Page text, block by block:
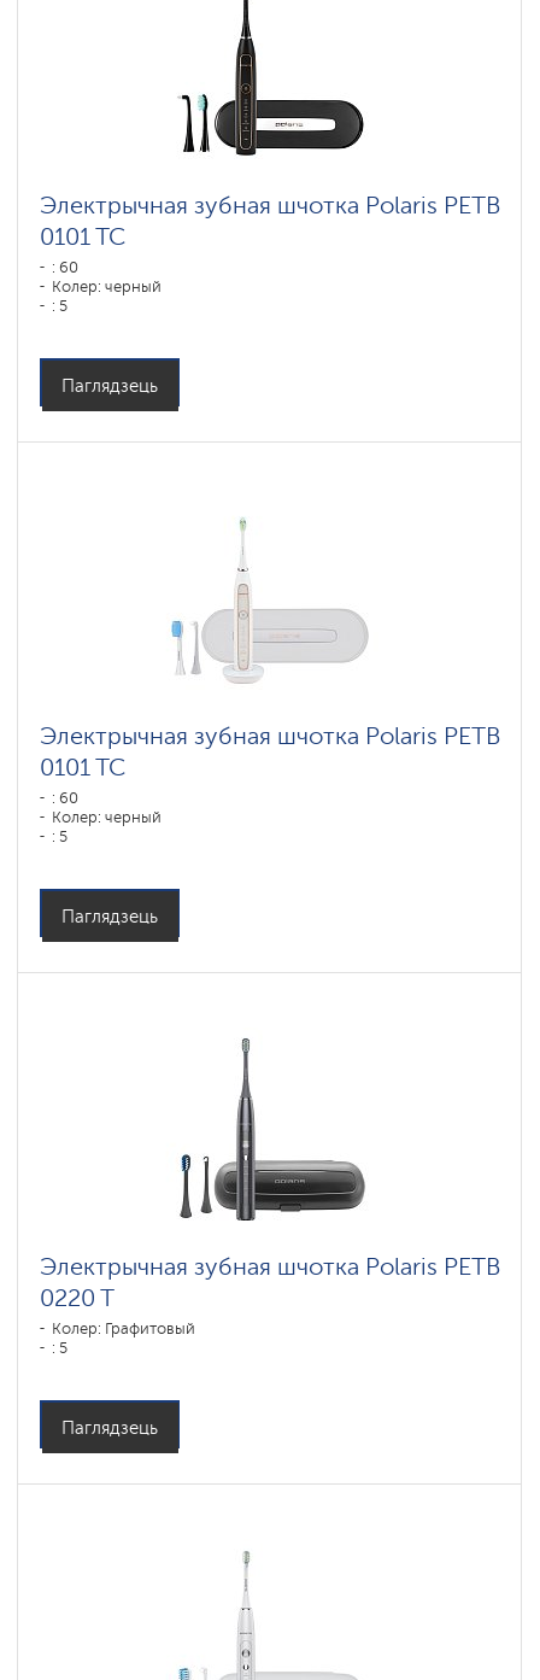
Электрычная зубная шчотка Polaris PETB
0101 TC
: 60
Колер: черный
: 5
Паглядзець
Электрычная зубная шчотка Polaris PETB
0101 TC
: 60
Колер: черный
: 5
Паглядзець
Электрычная зубная шчотка Polaris PETB
0220 T
Колер: Графитовый
: 5
Паглядзець